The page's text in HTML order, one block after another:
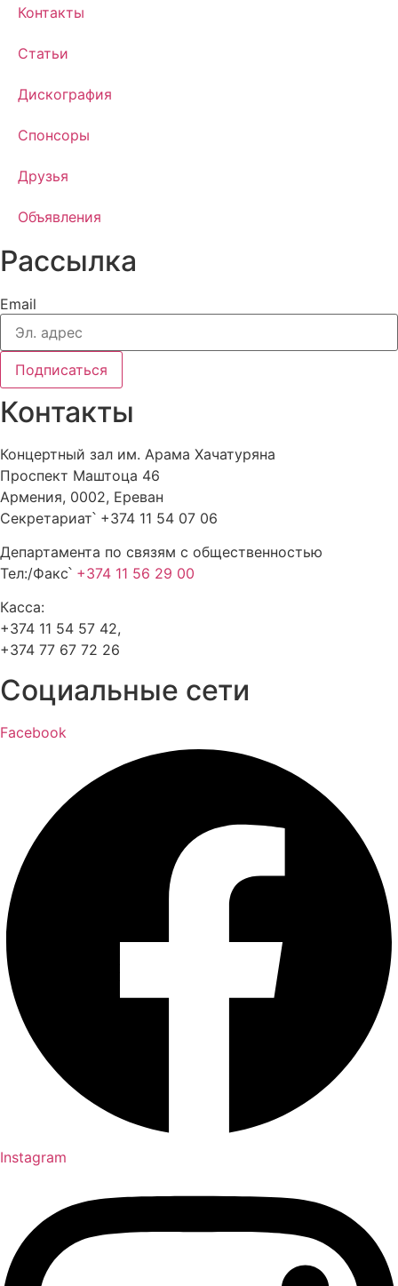
Отправить
Контакты
Статьи
Дискография
Спонсоры
Друзья
Объявления
Рассылка
Email
Подписаться
Контакты
Концертный зал им. Арама Хачатуряна
Проспект Маштоца 46
Армения, 0002, Ереван
Секретариат՝ +374 11 54 07 06
Департамента по связям с общественностью
Тел:/Факс՝ +374 11 56 29 00
Касса:
+374 11 54 57 42,
+374 77 67 72 26
Социальные сети
Facebook
Instagram